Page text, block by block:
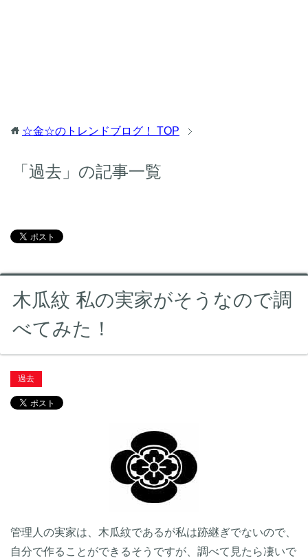
☆金☆のトレンドブログ！ TOP
「過去」の記事一覧
木瓜紋 私の実家がそうなので調
べてみた！
過去
管理人の実家は、木瓜紋であるが私は跡継ぎでないので、
自分で作ることができるそうですが、調べて見たら凄いで